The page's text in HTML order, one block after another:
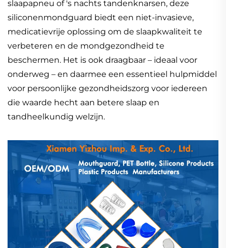
slaapapneu of 's nachts tandenknarsen, deze
siliconenmondguard biedt een niet-invasieve,
medicatievrije oplossing om de slaapkwaliteit te
verbeteren en de mondgezondheid te
beschermen. Het is ook draagbaar – ideaal voor
onderweg – en daarmee een essentieel hulpmiddel
voor persoonlijke gezondheidszorg voor iedereen
die waarde hecht aan betere slaap en
tandheelkundig welzijn.